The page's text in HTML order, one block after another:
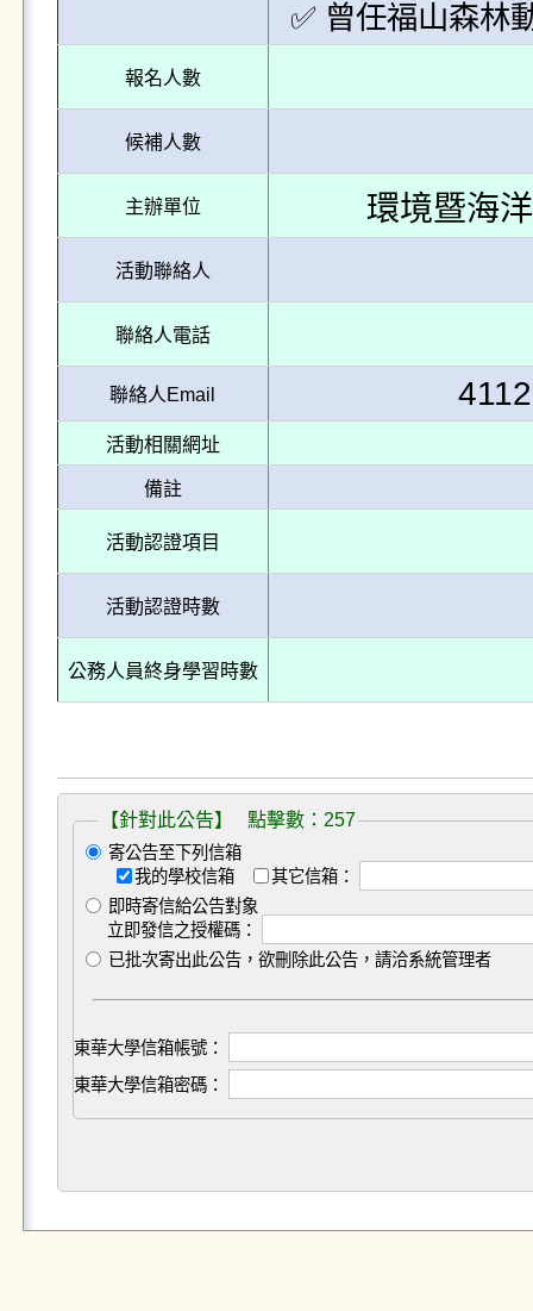
報名人數
候補人數
主辦單位 環境暨海
活動聯絡人
聯絡人電話
聯絡人Email
活動相關網址
備註
活動認證項目
活動認證時數
公務人員終身學習時數
【針對此公告】 點擊數：257
寄公告至下列信箱
我的學校信箱
其它信箱：
即時寄信給公告對象
立即發信之授權碼：
已批次寄出此公告，欲刪除此公告，請洽系統管理者
東華大學信箱帳號：
東華大學信箱密碼：